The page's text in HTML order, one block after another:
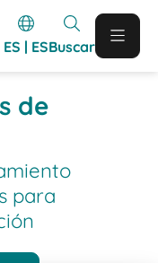
ES | ESBuscar
de
para